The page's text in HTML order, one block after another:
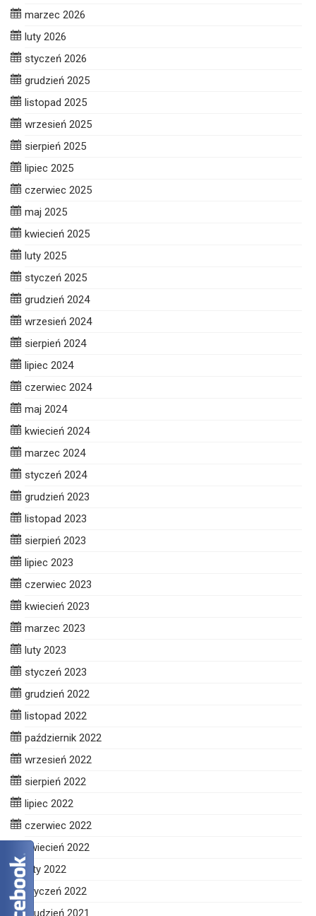
marzec 2026
luty 2026
styczeń 2026
grudzień 2025
listopad 2025
wrzesień 2025
sierpień 2025
lipiec 2025
czerwiec 2025
maj 2025
kwiecień 2025
luty 2025
styczeń 2025
grudzień 2024
wrzesień 2024
sierpień 2024
lipiec 2024
czerwiec 2024
maj 2024
kwiecień 2024
marzec 2024
styczeń 2024
grudzień 2023
listopad 2023
sierpień 2023
lipiec 2023
czerwiec 2023
kwiecień 2023
marzec 2023
luty 2023
styczeń 2023
grudzień 2022
listopad 2022
październik 2022
wrzesień 2022
sierpień 2022
lipiec 2022
czerwiec 2022
kwiecień 2022
luty 2022
styczeń 2022
grudzień 2021